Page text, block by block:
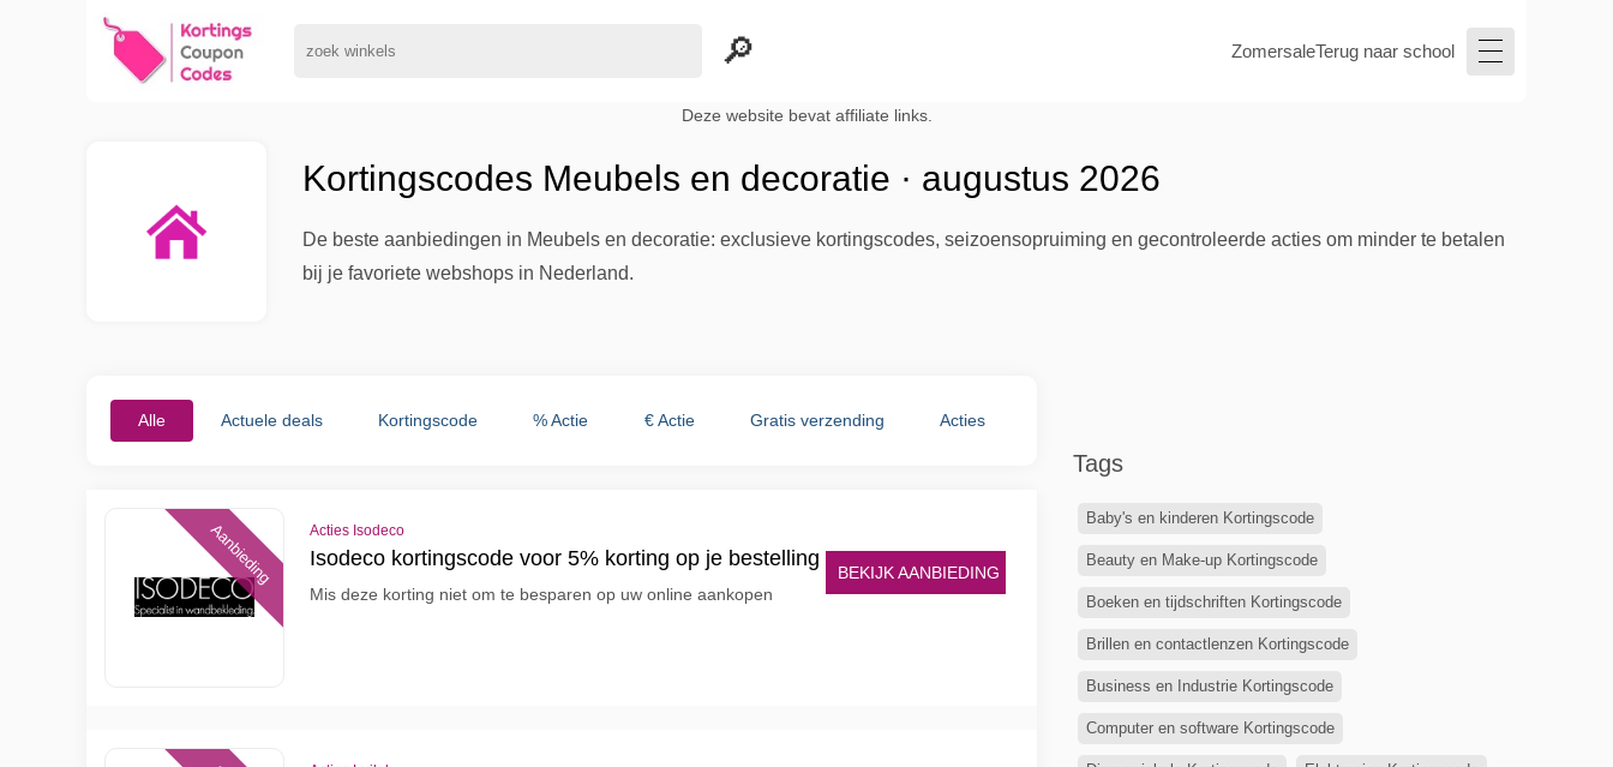
ZomersaleTerug naar school
Deze website bevat affiliate links.
Kortingscodes Meubels en decoratie · augustus 2026
De beste aanbiedingen in Meubels en decoratie: exclusieve kortingscodes, seizoensopruiming en gecontroleerde acties om minder te betalen
bij je favoriete webshops in Nederland.
Alle Actuele deals Kortingscode % Actie € Actie Gratis verzending Acties
Aanbieding Acties Isodeco
Isodeco kortingscode voor 5% korting op je bestelling
Mis deze korting niet om te besparen op uw online aankopen
BEKIJK AANBIEDING
Tags
Baby's en kinderen Kortingscode
Beauty en Make-up Kortingscode
Boeken en tijdschriften Kortingscode
Brillen en contactlenzen Kortingscode
Business en Industrie Kortingscode
Computer en software Kortingscode